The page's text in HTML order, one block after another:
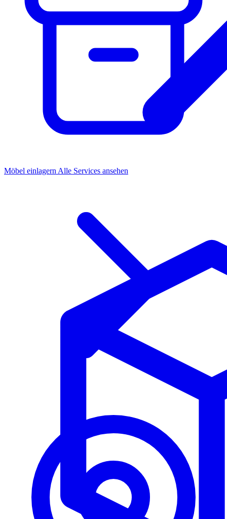
Möbel einlagern Alle Services ansehen